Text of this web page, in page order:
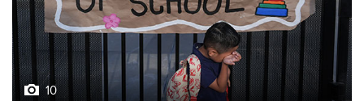
10
Фотохроника 7 августа